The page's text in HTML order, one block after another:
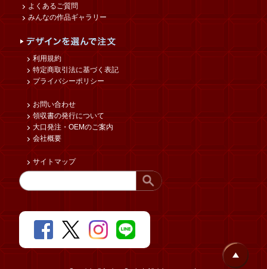
よくあるご質問
みんなの作品ギャラリー
利用規約
特定商取引法に基づく表記
プライバシーポリシー
お問い合わせ
領収書の発行について
大口発注・OEMのご案内
会社概要
サイトマップ